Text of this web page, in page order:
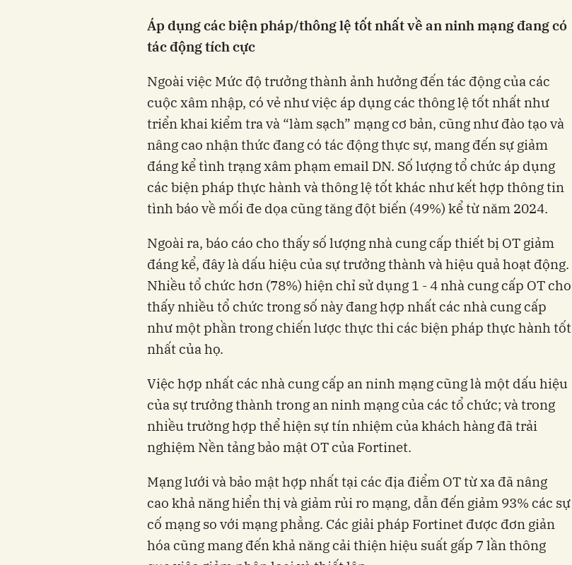
Áp dụng các biện pháp/thông lệ tốt nhất về an ninh mạng đang có
tác động tích cực
Ngoài việc Mức độ trưởng thành ảnh hưởng đến tác động của các
cuộc xâm nhập, có vẻ như việc áp dụng các thông lệ tốt nhất như
triển khai kiểm tra và “làm sạch” mạng cơ bản, cũng như đào tạo và
nâng cao nhận thức đang có tác động thực sự, mang đến sự giảm
đáng kể tình trạng xâm phạm email DN. Số lượng tổ chức áp dụng
các biện pháp thực hành và thông lệ tốt khác như kết hợp thông tin
tình báo về mối đe dọa cũng tăng đột biến (49%) kể từ năm 2024.
Ngoài ra, báo cáo cho thấy số lượng nhà cung cấp thiết bị OT giảm
đáng kể, đây là dấu hiệu của sự trưởng thành và hiệu quả hoạt động.
Nhiều tổ chức hơn (78%) hiện chỉ sử dụng 1 - 4 nhà cung cấp OT cho
thấy nhiều tổ chức trong số này đang hợp nhất các nhà cung cấp
như một phần trong chiến lược thực thi các biện pháp thực hành tốt
nhất của họ.
Việc hợp nhất các nhà cung cấp an ninh mạng cũng là một dấu hiệu
của sự trưởng thành trong an ninh mạng của các tổ chức; và trong
nhiều trường hợp thể hiện sự tín nhiệm của khách hàng đã trải
nghiệm Nền tảng bảo mật OT của Fortinet.
Mạng lưới và bảo mật hợp nhất tại các địa điểm OT từ xa đã nâng
cao khả năng hiển thị và giảm rủi ro mạng, dẫn đến giảm 93% các sự
cố mạng so với mạng phẳng. Các giải pháp Fortinet được đơn giản
hóa cũng mang đến khả năng cải thiện hiệu suất gấp 7 lần thông